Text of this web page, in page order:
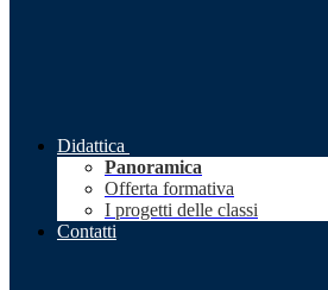
Didattica
Panoramica
Offerta formativa
I progetti delle classi
Contatti